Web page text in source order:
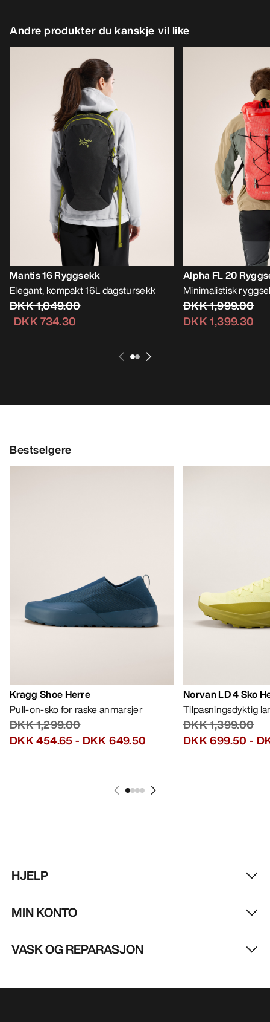
Andre produkter du kanskje vil like
Mantis 16 Ryggsekk
Elegant, kompakt 16L dagstursekk
DKK 1,049.00
DKK 734.30
Alpha FL 20
Minimalistisk
DKK 1,999.00
DKK 1,399.30
Bestselgere
Kragg Shoe Herre
Pull-on-sko for raske anmarsjer
DKK 1,299.00
DKK 454.65- DKK 649.50
Norvan LD 4 Sko
Tilpasningsdyktig
DKK 1,399.00
DKK 699.50 -
HJELP
MIN KONTO
VASK OG REPARASJON